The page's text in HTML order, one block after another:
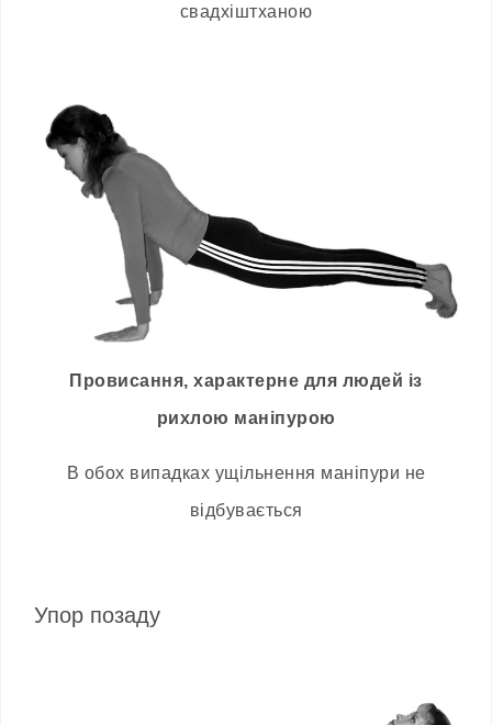
свадхіштханою
Провисання, характерне для людей із
рихлою маніпурою
В обох випадках ущільнення маніпури не
відбувається
Упор позаду